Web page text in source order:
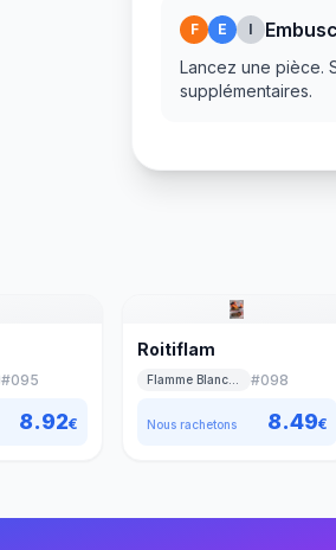
F E I
Lancez une pièce.
supplémentaires.
#095
8.92€
Roitiflam
Flamme Blanche #098
Nous rachetons 8.49€